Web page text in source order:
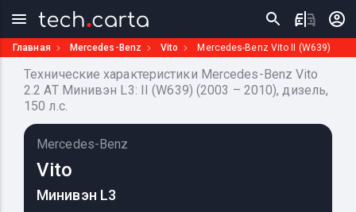
Главная Mercedes-Benz Vito Mercedes-Benz Vito II (W639)
Технические характеристики Mercedes-Benz Vito
2.2 AT Минивэн L3: II (W639) (2003 – 2010), дизель,
150 л.с.
Mercedes-Benz
Vito
Минивэн L3